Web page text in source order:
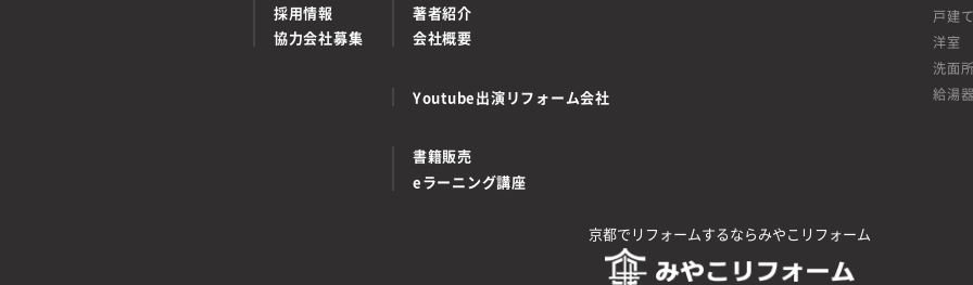
採用情報
協力会社募集
著者紹介
会社概要
Youtube出演リフォーム会社
書籍販売
eラーニング講座
戸建
洋室
洗面
給湯
京都でリフォームするならみやこリフォーム